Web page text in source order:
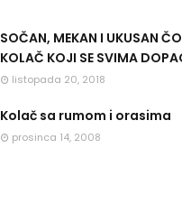
SOČAN, MEKAN I UKUSAN
KOLAČ KOJI SE SVIMA
listopada 20, 2018
Kolač sa rumom i orasima
prosinca 14, 2008